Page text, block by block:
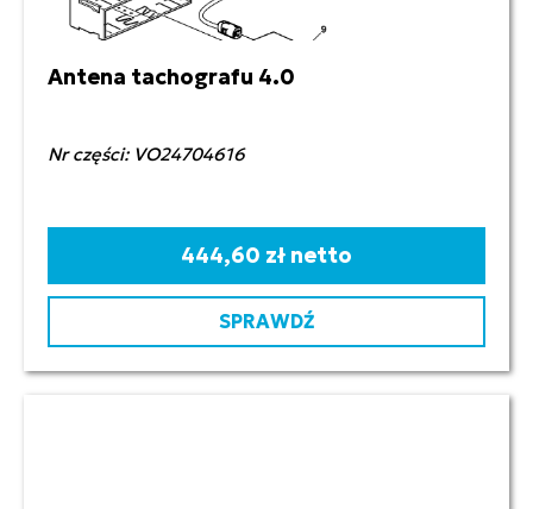
Antena tachografu 4.0
Nr części: VO24704616
444,60 zł netto
SPRAWDŹ